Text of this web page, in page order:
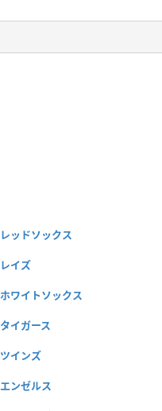
レッドソックス
レイズ
ホワイトソックス
タイガース
ツインズ
エンゼルス